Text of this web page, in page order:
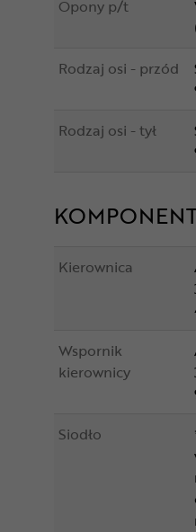
Opony p/t
Rodzaj osi - przód
Rodzaj osi - tył
Kierownica
Wspornik
kierownicy
Siodło